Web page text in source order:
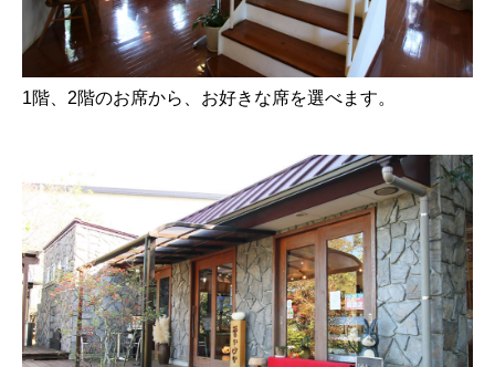
1階、2階のお席から、お好きな席を選べます。